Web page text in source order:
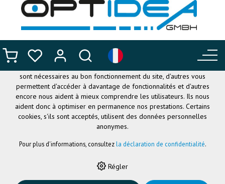
CE SITE UTILISE DES COOKIES
Nous utilisons différents cookies sur notre site web : certains
sont nécessaires au bon fonctionnement du site, d'autres vous
permettent d'accéder à davantage de fonctionnalités et d'autres
encore nous aident à mieux comprendre les utilisateurs. Ils nous
aident donc à optimiser en permanence nos prestations. Certains
cookies, s'ils sont acceptés, utilisent des données personnelles
anonymes.
Pour plus d'informations, consultezla déclaration de confidentialité.
Régler